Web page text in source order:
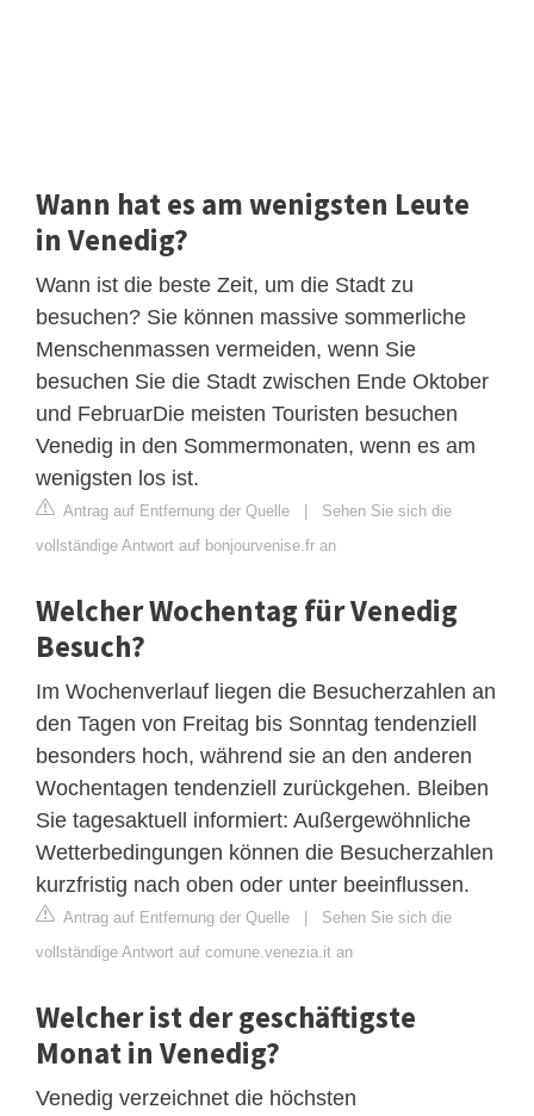
Wann hat es am wenigsten Leute
in Venedig?
Wann ist die beste Zeit, um die Stadt zu
besuchen? Sie können massive sommerliche
Menschenmassen vermeiden, wenn Sie
besuchen Sie die Stadt zwischen Ende Oktober
und FebruarDie meisten Touristen besuchen
Venedig in den Sommermonaten, wenn es am
wenigsten los ist.
Antrag auf Entfernung der Quelle | Sehen Sie sich die
vollständige Antwort auf bonjourvenise.fr an
Welcher Wochentag für Venedig
Besuch?
Im Wochenverlauf liegen die Besucherzahlen an
den Tagen von Freitag bis Sonntag tendenziell
besonders hoch, während sie an den anderen
Wochentagen tendenziell zurückgehen. Bleiben
Sie tagesaktuell informiert: Außergewöhnliche
Wetterbedingungen können die Besucherzahlen
kurzfristig nach oben oder unter beeinflussen.
Antrag auf Entfernung der Quelle | Sehen Sie sich die
vollständige Antwort auf comune.venezia.it an
Welcher ist der geschäftigste
Monat in Venedig?
Venedig verzeichnet die höchsten